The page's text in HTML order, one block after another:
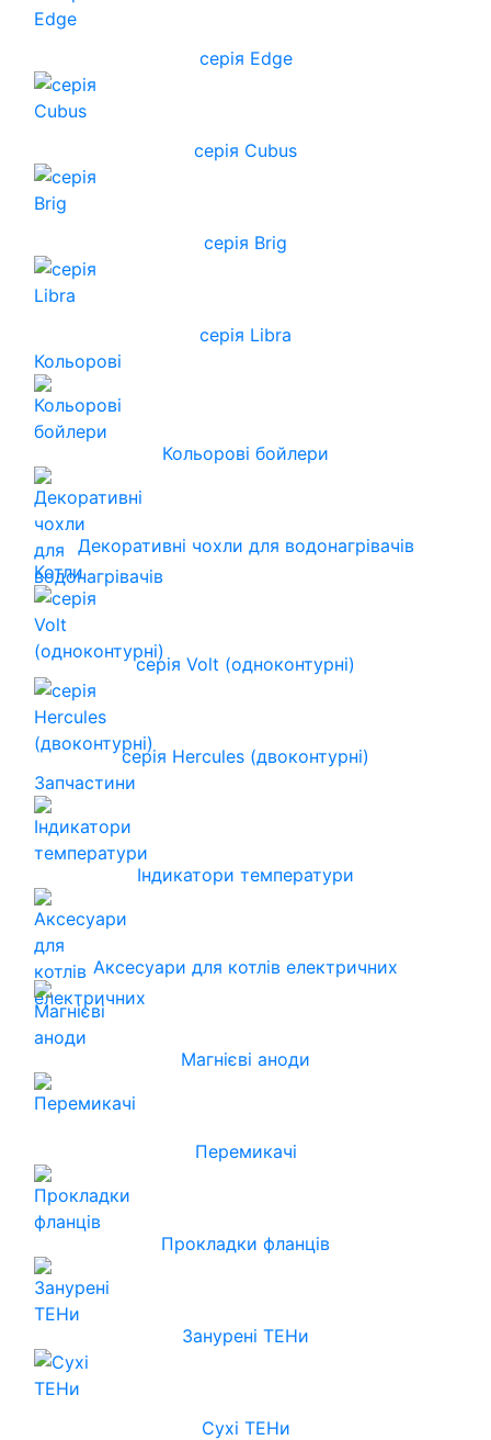
серія Edge
серія Cubus
серія Brig
серія Libra
Кольорові
Кольорові бойлери
Декоративні чохли для водонагрівачів
Котли
серія Volt (одноконтурні)
серія Hercules (двоконтурні)
Запчастини
Індикатори температури
Аксесуари для котлів електричних
Магнієві аноди
Перемикачі
Прокладки фланців
Занурені ТЕНи
Сухі ТЕНи